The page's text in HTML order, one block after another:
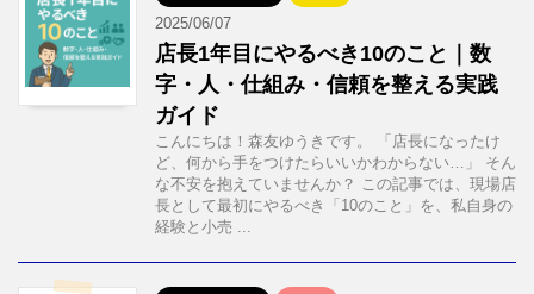
2025/06/07
店長1年目にやるべき10のこと｜数
字・人・仕組み・信頼を整える実践
ガイド
こんにちは！森友ゆうきです。 「店長になったけ
ど、何から手をつけたらいいかわからない…」 そん
な不安を抱えていませんか？ この記事では、現場店
長として最初にやるべき「10のこと」を、私自身の
経験と小売 ...